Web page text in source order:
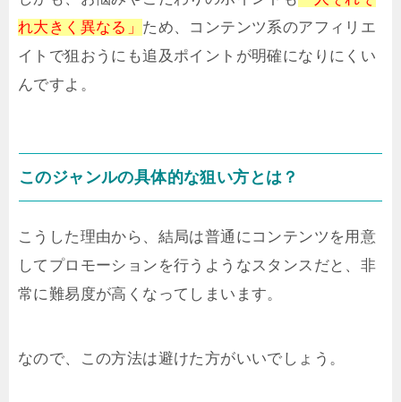
れ大きく異なる」 ため、コンテンツ系のアフィリエ
イトで狙おうにも追及ポイントが明確になりにくい
んですよ。
このジャンルの具体的な狙い方とは？
こうした理由から、結局は普通にコンテンツを用意
してプロモーションを行うようなスタンスだと、非
常に難易度が高くなってしまいます。
なので、この方法は避けた方がいいでしょう。